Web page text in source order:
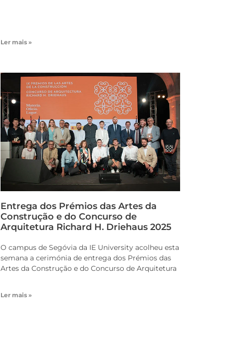
Ler mais »
Entrega dos Prémios das Artes da
Construção e do Concurso de
Arquitetura Richard H. Driehaus 2025
O campus de Segóvia da IE University acolheu esta
semana a cerimónia de entrega dos Prémios das
Artes da Construção e do Concurso de Arquitetura
Ler mais »